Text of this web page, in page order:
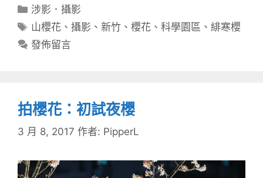
分
類
涉影．攝影
標
籤
山櫻花 、攝影 、新竹 、櫻花 、科學園區 、緋寒櫻
發佈留言
拍櫻花：初試夜櫻
3 月 8, 2017 作者: PipperL